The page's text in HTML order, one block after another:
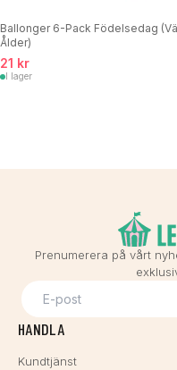
Ballonger 6-Pack Födelsedag
Ålder)
21 kr
I lager
Prenumerera på vårt
HANDLA
Kundtjänst